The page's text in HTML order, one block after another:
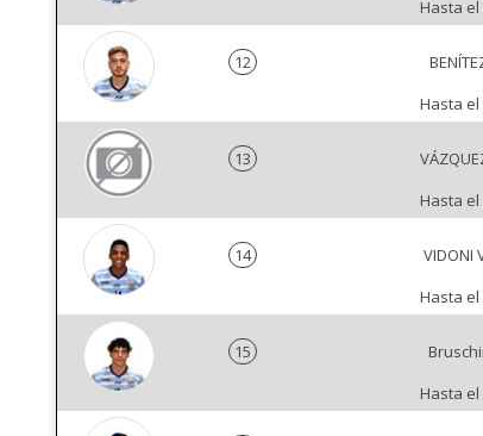
Hasta el
12
Hasta el
13
Hasta el
14
VIDONI
Hasta el
15
Hasta el